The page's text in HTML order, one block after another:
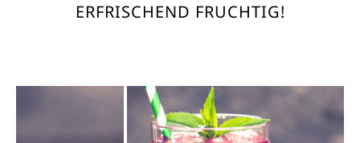
ERFRISCHEND FRUCHTIG!